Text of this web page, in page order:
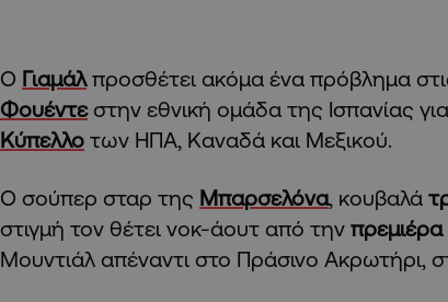
Ο Γιαμάλπροσθέτει ακόμα ένα πρόβλημα
Φουέντεστην εθνική ομάδα της Ισπανίας
Κύπελλο των ΗΠΑ, Καναδά και Μεξικού.
Ο σούπερ σταρ της Μπαρσελόνα, κουβαλά
στιγμή τον θέτει νοκ-άουτ από την πρεμιέρα
Μουντιάλ απέναντι στο Πράσινο Ακρωτήρι,